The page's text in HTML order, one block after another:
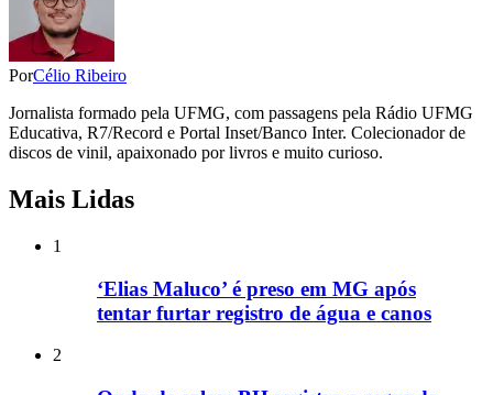
PorCélio Ribeiro
Jornalista formado pela UFMG, com passagens pela Rádio UFMG
Educativa, R7/Record e Portal Inset/Banco Inter. Colecionador de
discos de vinil, apaixonado por livros e muito curioso.
Mais Lidas
1
‘Elias Maluco’ é preso em MG após
tentar furtar registro de água e canos
2